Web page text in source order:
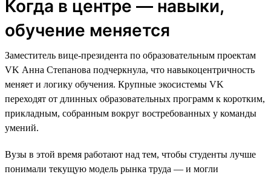
Когда в центре — навыки,
обучение меняется
Заместитель вице-президента по образовательным проектам
VK Анна Степанова подчеркнула, что навыкоцентричность
меняет и логику обучения. Крупные экосистемы VK
переходят от длинных образовательных программ к коротким,
прикладным, собранным вокруг востребованных у команды
умений.
Вузы в этой время работают над тем, чтобы студенты лучше
понимали текущую модель рынка труда — и могли